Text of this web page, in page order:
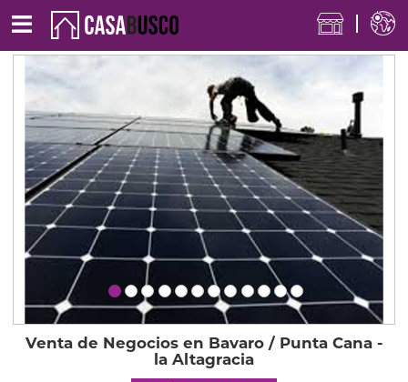
Venta de Negocios en Bavaro / Punta Cana -
la Altagracia